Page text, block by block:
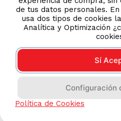
de tus datos personales.
usa dos tipos de cookies
Analítica y Optimización
Sí
Configuración
Política de Cookies